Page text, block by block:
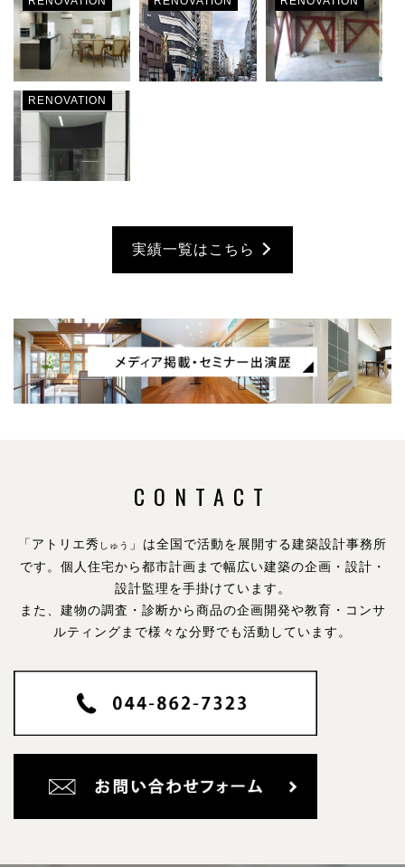
RENOVATION
実績一覧はこちら
CONTACT
「アトリエ秀 しゅう
」は全国で活動を展開する建築設計事務所
です。 個人住宅から都市計画まで幅広い建築の企画・設計・
設計監理を手掛けています。
また、建物の調査・診断から商品の企画開発や教育・コンサ
ルティングまで様々な分野でも活動しています。